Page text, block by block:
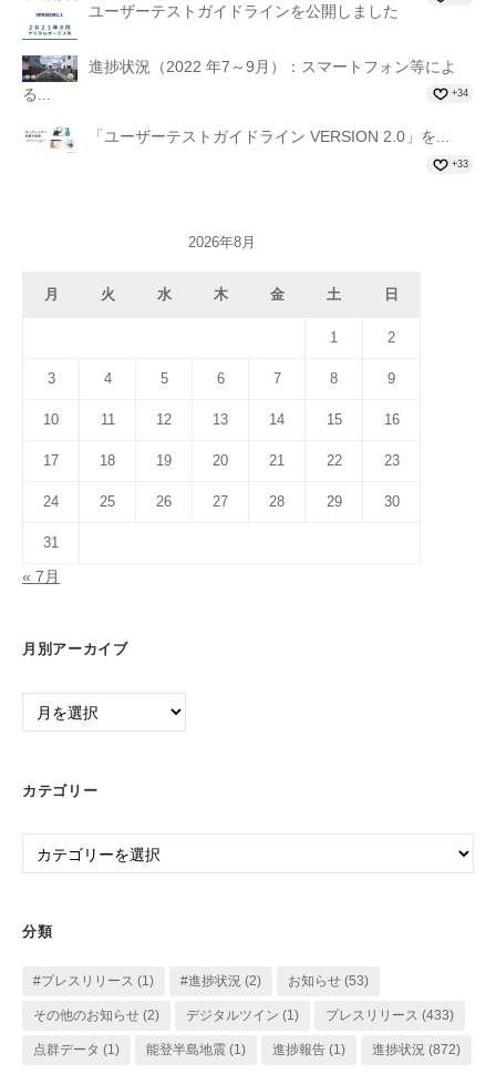
ユーザーテストガイドラインを公開しました
進捗状況（2022 年7～9月）：スマートフォン等によ
る...
+34
「ユーザーテストガイドライン VERSION 2.0」を...
+33
2026年8月
月 火 水 木 金 土 日
1 2
3 4 5 6 7 8 9
10 11 12 13 14 15 16
17 18 19 20 21 22 23
24 25 26 27 28 29 30
31
« 7月
月別アーカイブ
月
カ
カテゴリー
カ
ー
分類
#プレスリリース (1) #進捗状況 (2) お知らせ (53)
その他のお知らせ (2) デジタルツイン (1) プレスリリース (433)
点群データ (1) 能登半島地震 (1) 進捗報告 (1) 進捗状況 (872)